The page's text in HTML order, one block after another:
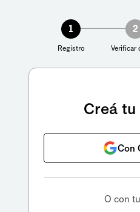
1
Registro
2
Verificar
Creá
Con
O con